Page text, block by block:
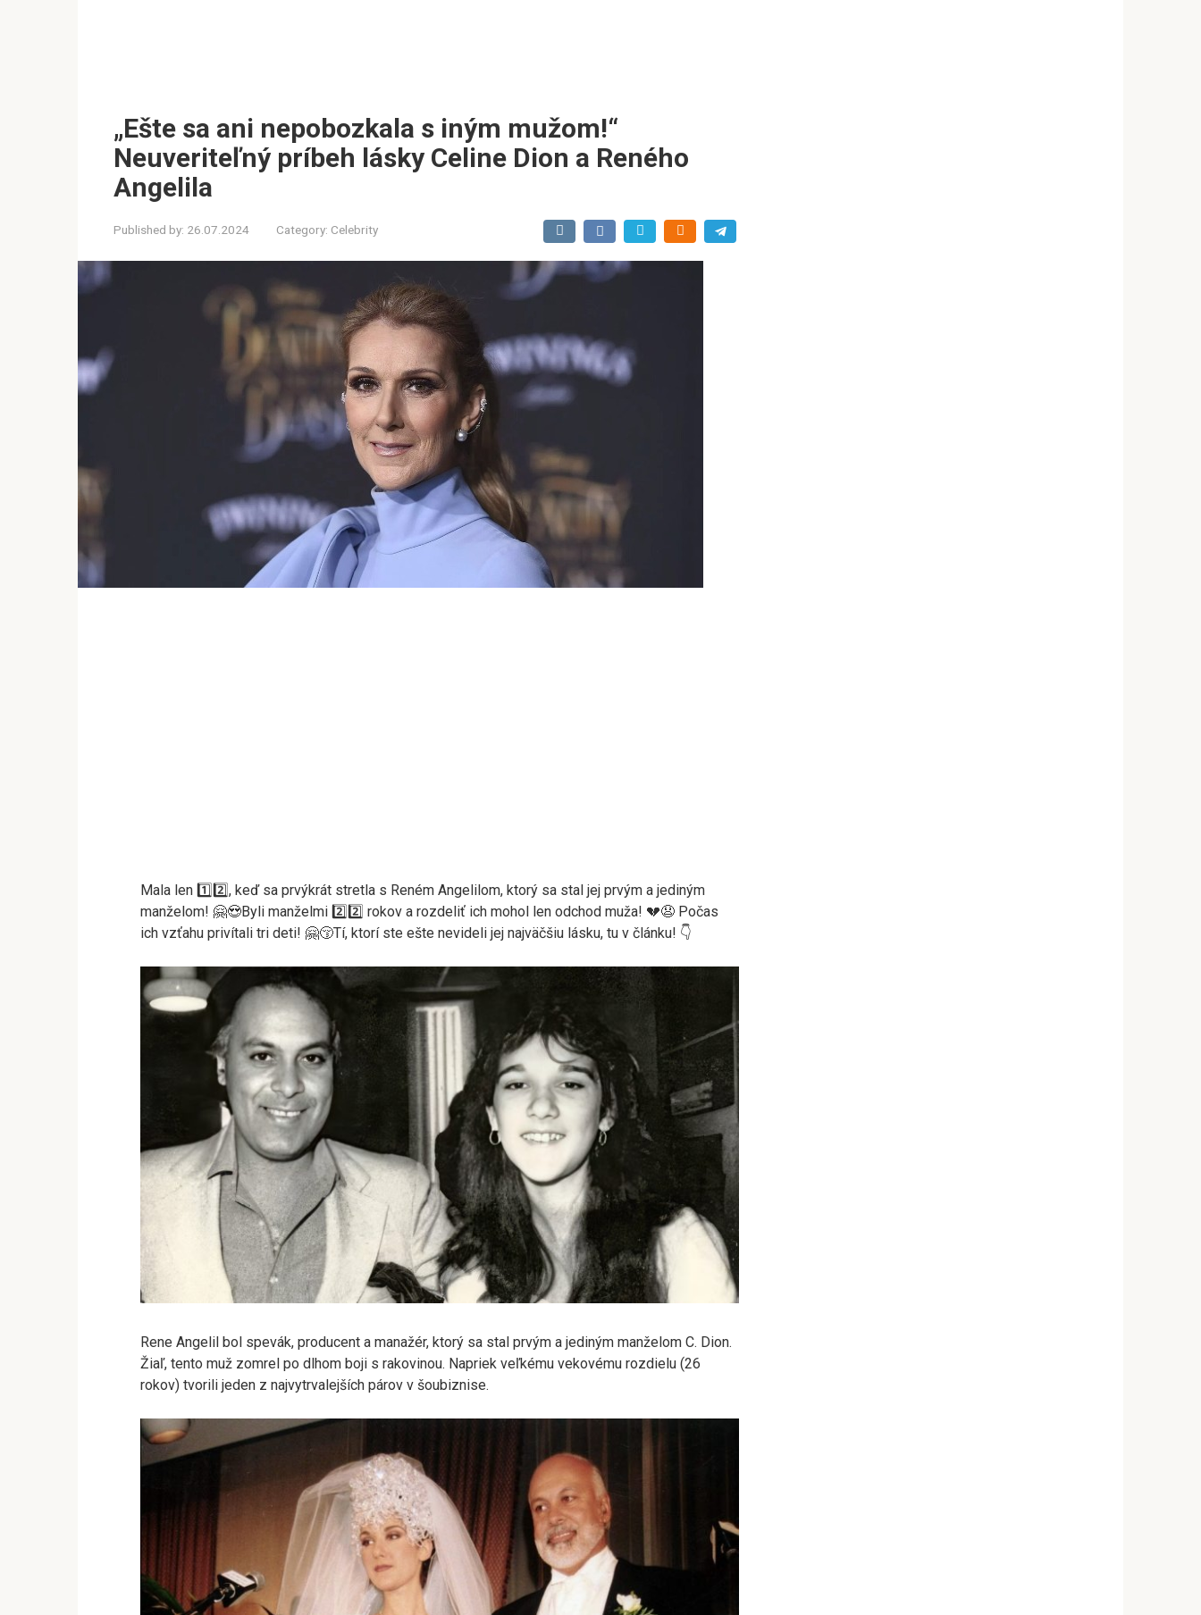
„Ešte sa ani nepobozkala s iným mužom!“
Neuveriteľný príbeh lásky Celine Dion a Reného
Angelila
Published by: 26.07.2024 Category: Celebrity
Mala len 1️⃣2️⃣, keď sa prvýkrát stretla s Reném Angelilom, ktorý sa stal jej prvým a jediným
manželom! 🤗😍Byli manželmi 2️⃣2️⃣ rokov a rozdeliť ich mohol len odchod muža! 💔😧 Počas
ich vzťahu privítali tri deti! 🤗😚Tí, ktorí ste ešte nevideli jej najväčšiu lásku, tu v článku! 👇
Rene Angelil bol spevák, producent a manažér, ktorý sa stal prvým a jediným manželom C. Dion.
Žiaľ, tento muž zomrel po dlhom boji s rakovinou. Napriek veľkému vekovému rozdielu (26
rokov) tvorili jeden z najvytrvalejších párov v šoubiznise.